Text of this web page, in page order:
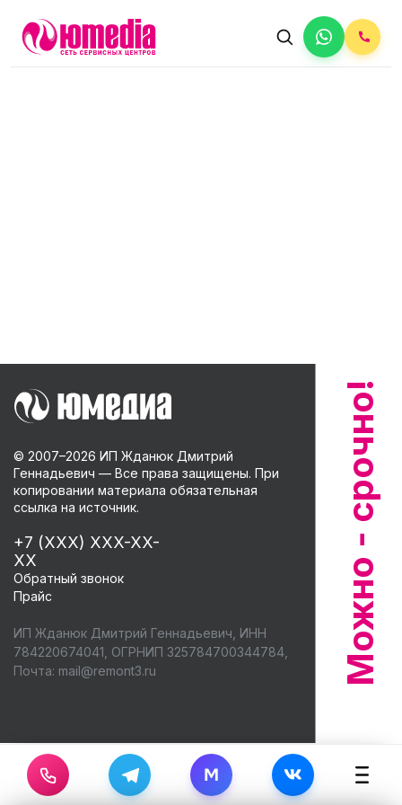
© 2007–2026 ИП Жданюк Дмитрий
Геннадьевич — Все права защищены. При
копировании материала обязательная
ссылка на источник.
+7 (XXX) XXX-XX-
XX
Обратный звонок
Прайс
ИП Жданюк Дмитрий Геннадьевич, ИНН
784220674041, ОГРНИП 325784700344784,
Почта: mail@remont3.ru
M